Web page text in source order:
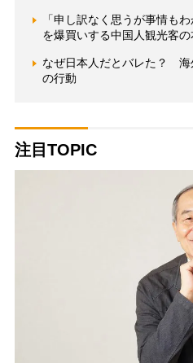
「申し訳なく思うが事情も
を爆買いする中国人観光客
なぜ日本人だとバレた？ 海
の行動
注目TOPIC